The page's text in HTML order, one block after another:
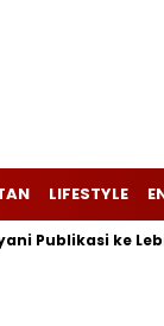
LIFESTYLE
ke Lebih dari